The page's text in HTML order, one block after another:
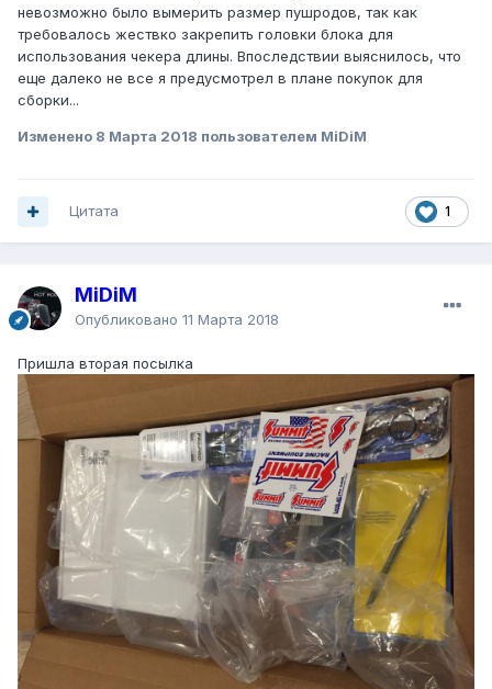
невозможно было вымерить размер пушродов, так как
требовалось жествко закрепить головки блока для
использования чекера длины. Впоследствии выяснилось, что
еще далеко не все я предусмотрел в плане покупок для
сборки...
Изменено 8 Марта 2018 пользователем MiDiM
1
Цитата
MiDiM
Опубликовано 11 Марта 2018
Пришла вторая посылка